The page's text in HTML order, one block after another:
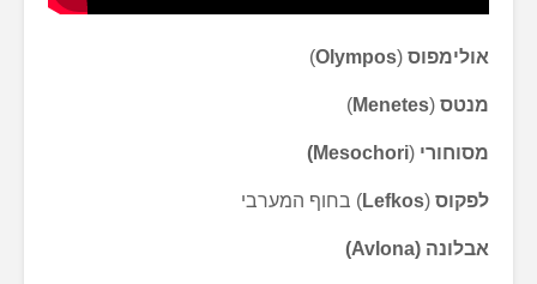
אולימפוס (
Olympos
)
מנטס (
Menetes
)
מסוחורי (
Mesochori
)
לפקוס (
Lefkos) בחוף המערבי
אבלונה (Avlona)